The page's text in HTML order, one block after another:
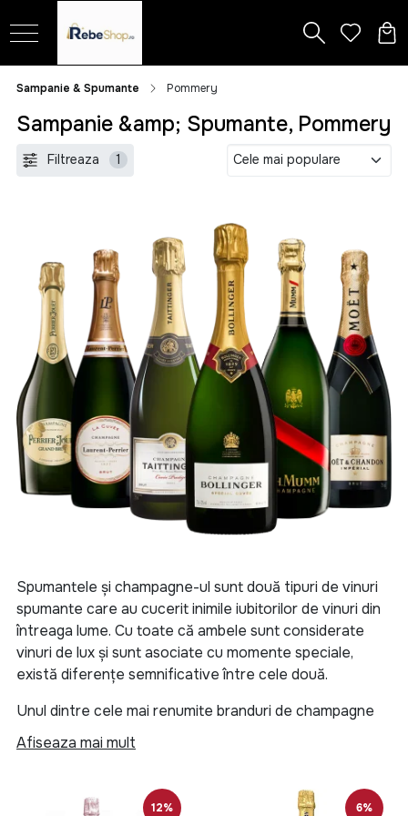
Sampanie & Spumante Pommery
Sampanie &amp; Spumante, Pommery
Filtreaza 1
Spumantele și champagne-ul sunt două tipuri de vinuri
spumante care au cucerit inimile iubitorilor de vinuri din
întreaga lume. Cu toate că ambele sunt considerate
vinuri de lux și sunt asociate cu momente speciale,
există diferențe semnificative între cele două.
Unul dintre cele mai renumite branduri de champagne
este Dom Pérignon, care este produs în regiunea
Champagne din Franța. Această regiune este, de fapt,
bogată în producția acestui vin. Alte branduri de
Afiseaza mai mult
12% 6%